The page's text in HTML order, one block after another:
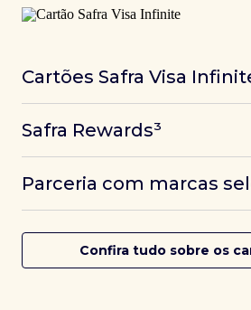
Cartões Safra Visa
experiências refinadas a
converte seus investimentos
conta com acesso a mais de
Pass ao redor do mundo.
Safra Rewards³
das melhores pontuações do
Parceria com marcas
cartões Safra.
Confira tudo sobre os